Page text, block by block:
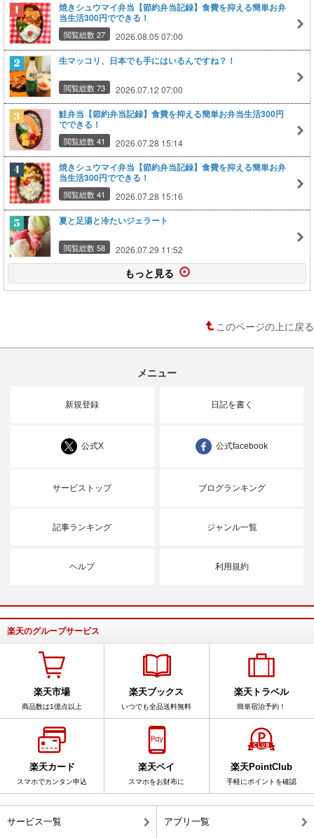
焼きシュウマイ弁当【節約弁当記録】食費を抑える簡単お弁
当生活300円でできる！
閲覧総数 27 2026.08.05 07:00
生マッコリ、日本でも手にはいるんですね？！
閲覧総数 73 2026.07.12 07:00
鮭弁当【節約弁当記録】食費を抑える簡単お弁当生活300円
でできる！
閲覧総数 41 2026.07.28 15:14
焼きシュウマイ弁当【節約弁当記録】食費を抑える簡単お弁
当生活300円でできる！
閲覧総数 41 2026.07.28 15:16
夏と足湯と冷たいジェラート
閲覧総数 58 2026.07.29 11:52
もっと見る
このページの上に戻る
メニュー
新規登録 日記を書く
公式X 公式facebook
サービストップ ブログランキング
記事ランキング ジャンル一覧
ヘルプ 利用規約
楽天のグループサービス
楽天市場
商品数は1億点以上
楽天ブックス
いつでも全品送料無料
楽天トラベル
簡単宿泊予約！
楽天カード
スマホでカンタン申込
楽天ペイ
スマホをお財布に
楽天PointClub
手軽にポイントを確認
サービス一覧 アプリ一覧